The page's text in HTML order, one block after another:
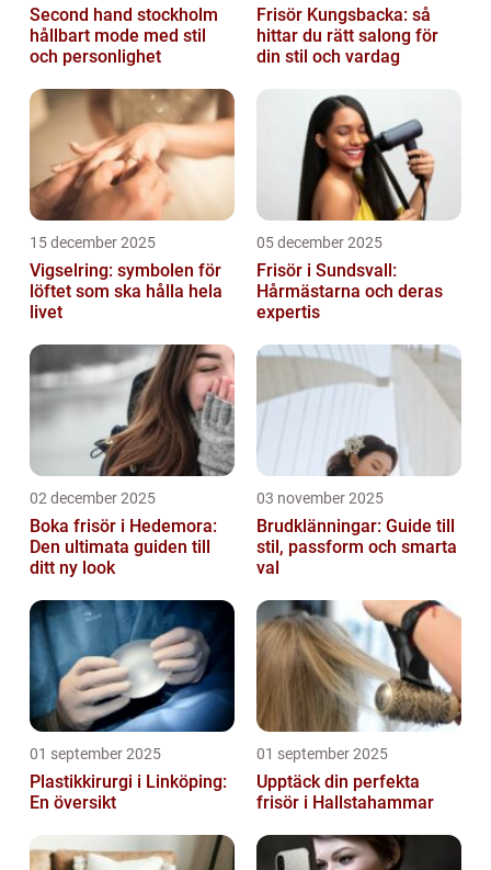
Second hand stockholm
hållbart mode med stil
och personlighet
Frisör Kungsbacka: så
hittar du rätt salong för
din stil och vardag
15 december 2025
Vigselring: symbolen för
löftet som ska hålla hela
livet
05 december 2025
Frisör i Sundsvall:
Hårmästarna och deras
expertis
02 december 2025
Boka frisör i Hedemora:
Den ultimata guiden till
ditt ny look
03 november 2025
Brudklänningar: Guide till
stil, passform och smarta
val
01 september 2025
Plastikkirurgi i Linköping:
En översikt
01 september 2025
Upptäck din perfekta
frisör i Hallstahammar